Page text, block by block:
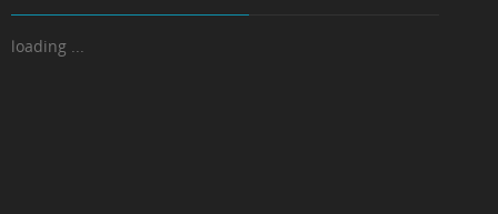
loading ...